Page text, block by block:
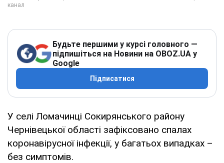
Будьте першими у курсі головного —
підпишіться на Новини на OBOZ.UA у
Google
Підписатися
У селі Ломачинці Сокирянського району
Чернівецької області зафіксовано спалах
коронавірусної інфекції, у багатьох випадках –
без симптомів.